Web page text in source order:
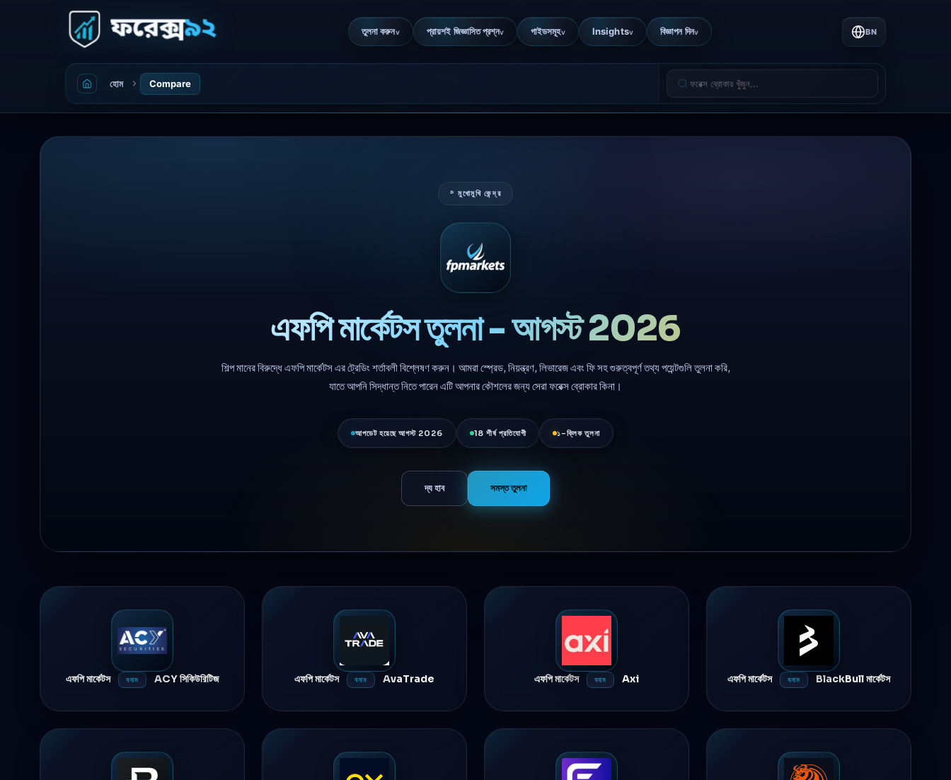
তুলনা করুনv প্রায়শই জিজ্ঞাসিত প্রশ্নv গাইডসমূহv Insightsv বিজ্ঞাপন দিনv BN
হোম Compare
* মুখোমুখি কেন্দ্র
এফপি মার্কেটস তুলনা - আগস্ট 2026
শিল্প মানের বিরুদ্ধে এফপি মার্কেটস এর ট্রেডিং শর্তাবলী বিশ্লেষণ করুন। আমরা স্প্রেড, নিয়ন্ত্রণ, লিভারেজ এবং ফি সহ গুরুত্বপূর্ণ তথ্য পয়েন্টগুলি তুলনা করি,
যাতে আপনি সিদ্ধান্ত নিতে পারেন এটি আপনার কৌশলের জন্য সেরা ফরেক্স ব্রোকার কিনা।
আপডেট হয়েছে আগস্ট 2026 18 শীর্ষ প্রতিযোগী ১-ক্লিক তুলনা
দ্য হাব সমস্ত তুলনা
এফপি মার্কেটস বনাম ACY সিকিউরিটিজ এফপি মার্কেটস বনাম AvaTrade এফপি মার্কেটস বনাম Axi এফপি মার্কেটস বনাম BlackBull মার্কেটস